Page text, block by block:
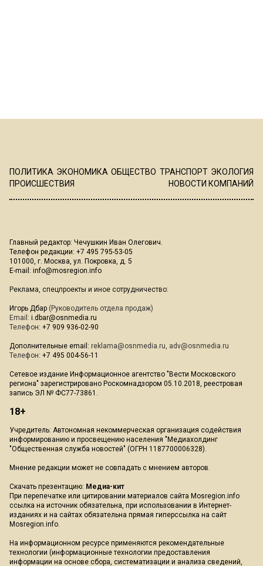
ПОЛИТИКА ЭКОНОМИКА ОБЩЕСТВО ТРАНСПОРТ ЭКОЛОГИЯ
ПРОИСШЕСТВИЯ
НОВОСТИ КОМПАНИЙ
Главный редактор: Чечушкин Иван Олегович.
Телефон редакции: +7 495 795-53-05
101000, г. Москва, ул. Покровка, д. 5
E-mail: info@mosregion.info
Реклама, спецпроекты и иное сотрудничество:
Игорь Дбар (Руководитель отдела продаж)
Email: i.dbar@osnmedia.ru
Телефон: +7 909 936-02-90
Дополнительные email: reklama@osnmedia.ru, adv@osnmedia.ru
Телефон: +7 495 004-56-11
Сетевое издание Информационное агентство "Вести Московского
региона" зарегистрировано Роскомнадзором 05.10.2018, реестровая
запись ЭЛ № ФС77-73861.
18+
Учредитель: Автономная некоммерческая организация содействия
информированию и просвещению населения "Медиахолдинг
"Общественная служба новостей" (ОГРН 1187700006328).
Мнение редакции может не совпадать с мнением авторов.
Скачать презентацию: Медиа-кит
При перепечатке или цитировании материалов сайта Mosregion.info
ссылка на источник обязательна, при использовании в Интернет-
изданиях и на сайтах обязательна прямая гиперссылка на сайт
Mosregion.info.
На информационном ресурсе применяются рекомендательные
технологии (информационные технологии предоставления
информации на основе сбора, систематизации и анализа сведений,